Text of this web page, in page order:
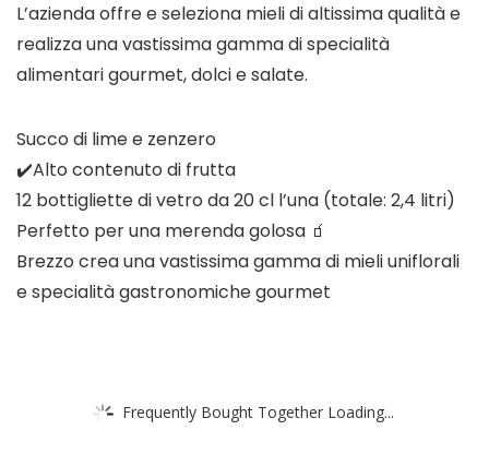
L’azienda offre e seleziona mieli di altissima qualità e
realizza una vastissima gamma di specialità
alimentari gourmet, dolci e salate.
Succo di lime e zenzero
✔️Alto contenuto di frutta
12 bottigliette di vetro da 20 cl l’una (totale: 2,4 litri)
Perfetto per una merenda golosa 🧃
Brezzo crea una vastissima gamma di mieli uniflorali
e specialità gastronomiche gourmet
Frequently Bought Together Loading...